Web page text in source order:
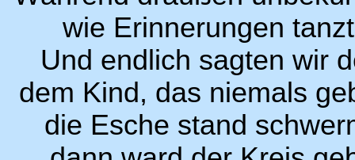
wie Erinnerungen
Und endlich sagten wir
dem Kind, das niemals
die Esche stand